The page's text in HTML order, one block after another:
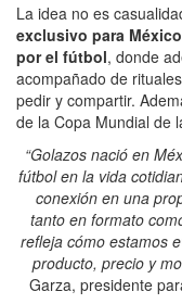
La idea no es
exclusivo para
por el fútbol, donde
acompañado de
pedir y compartir.
de la Copa Mundial de
“Golazos nació en
fútbol en la vida
conexión en una
tanto en formato
refleja cómo estamos
producto, precio y
Garza, presidente